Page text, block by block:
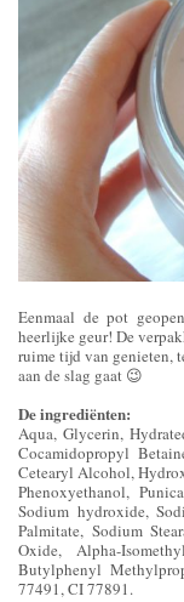
Eenmaal de pot
heerlijke geur! De
ruime tijd van genieten,
aan de slag gaat 😉
De ingrediënten:
Aqua, Glycerin,
Cocamidopropyl
Cetearyl Alcohol,
Phenoxyethanol,
Sodium hydroxide,
Palmitate, Sodium
Oxide, Alpha-
Butylphenyl
77491, CI 77891.